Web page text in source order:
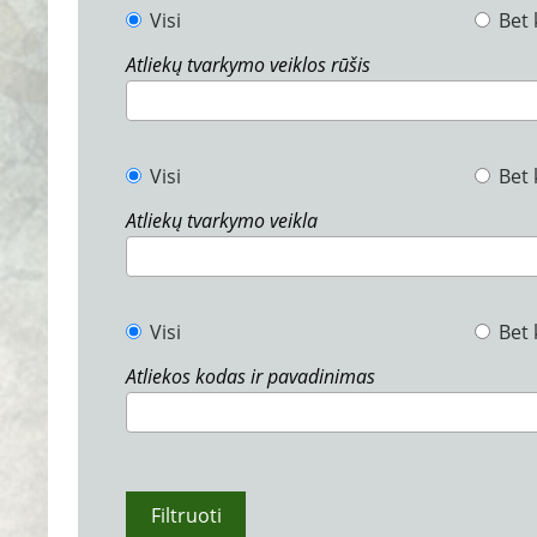
Visi
Bet
Atliekų tvarkymo veiklos rūšis
Visi
Bet
Atliekų tvarkymo veikla
Visi
Bet
Atliekos kodas ir pavadinimas
Filtruoti